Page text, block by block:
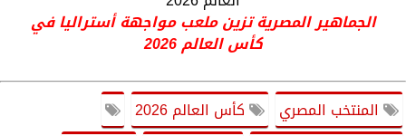
الجماهير المصرية تزين ملعب مواجهة أستراليا في
كأس العالم 2026
المنتخب المصري
كأس العالم 2026